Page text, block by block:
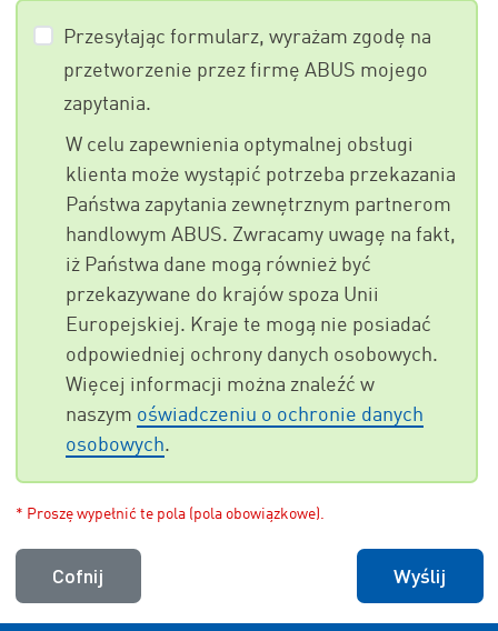
Przesyłając formularz, wyrażam zgodę na
przetworzenie przez firmę ABUS mojego
zapytania.
W celu zapewnienia optymalnej obsługi
klienta może wystąpić potrzeba przekazania
Państwa zapytania zewnętrznym partnerom
handlowym ABUS. Zwracamy uwagę na fakt,
iż Państwa dane mogą również być
przekazywane do krajów spoza Unii
Europejskiej. Kraje te mogą nie posiadać
odpowiedniej ochrony danych osobowych.
Więcej informacji można znaleźć w
naszym oświadczeniu o ochronie danych
osobowych.
* Proszę wypełnić te pola (pola obowiązkowe).
Cofnij Wyślij